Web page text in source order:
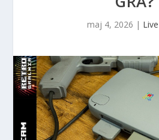
maj 4, 2026 | Live